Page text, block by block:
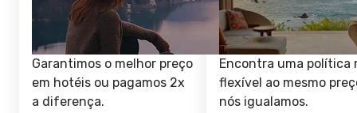
Garantimos o melhor preço
em hotéis ou pagamos 2x
a diferença.
Encontra uma política
flexível ao mesmo
nós igualamos.